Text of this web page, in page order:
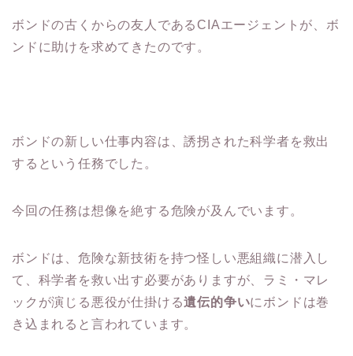
ボンドの古くからの友人であるCIAエージェントが、ボ
ンドに助けを求めてきたのです。
ボンドの新しい仕事内容は、誘拐された科学者を救出
するという任務でした。
今回の任務は想像を絶する危険が及んでいます。
ボンドは、危険な新技術を持つ怪しい悪組織に潜入し
て、科学者を救い出す必要がありますが、ラミ・マレ
ックが演じる悪役が仕掛ける遺伝的争いにボンドは巻
き込まれると言われています。